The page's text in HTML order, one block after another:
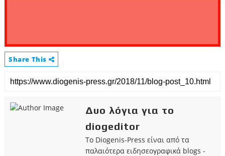
Share This
Δυο λόγια για το
diogeditor
Το Diogenis-Press είναι από τα
παλαιότερα ειδησεογραφικά blogs -